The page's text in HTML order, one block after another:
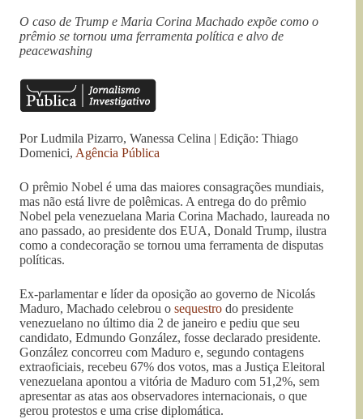
O caso de Trump e Maria Corina Machado expõe como o
prêmio se tornou uma ferramenta política e alvo de
peacewashing
Por Ludmila Pizarro, Wanessa Celina | Edição: Thiago
Domenici, Agência Pública
O prêmio Nobel é uma das maiores consagrações mundiais,
mas não está livre de polêmicas. A entrega do do prêmio
Nobel pela venezuelana Maria Corina Machado, laureada no
ano passado, ao presidente dos EUA, Donald Trump, ilustra
como a condecoração se tornou uma ferramenta de disputas
políticas.
Ex-parlamentar e líder da oposição ao governo de Nicolás
Maduro, Machado celebrou o sequestro do presidente
venezuelano no último dia 2 de janeiro e pediu que seu
candidato, Edmundo González, fosse declarado presidente.
González concorreu com Maduro e, segundo contagens
extraoficiais, recebeu 67% dos votos, mas a Justiça Eleitoral
venezuelana apontou a vitória de Maduro com 51,2%, sem
apresentar as atas aos observadores internacionais, o que
gerou protestos e uma crise diplomática.